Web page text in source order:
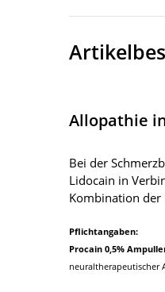
Allopathie
Bei der
Lidocain in
Kombination der
Pflichtangaben:
Procain 0,5%
neuraltherapeutischer